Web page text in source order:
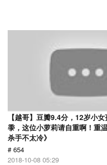
【越哥】豆瓣9.4分，12岁小
黍，这位小萝莉请自重啊！重
杀手不太冷》
# 654
2018-10-08 05:29